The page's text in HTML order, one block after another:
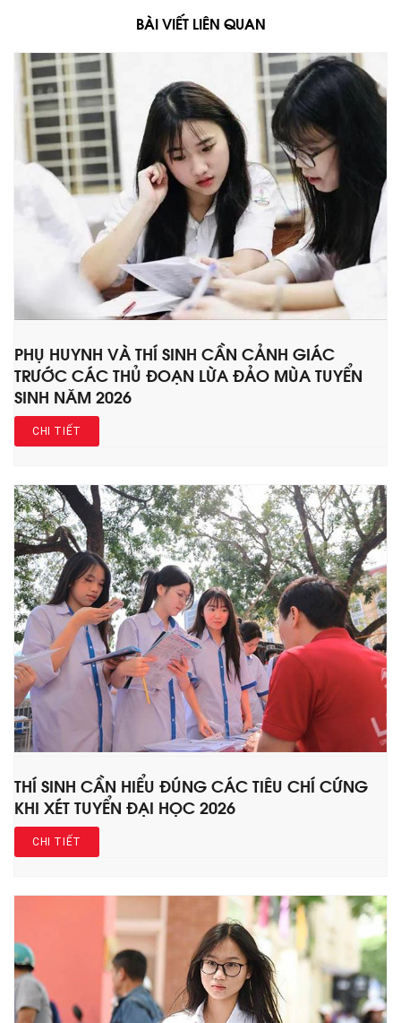
BÀI VIẾT LIÊN QUAN
PHỤ HUYNH VÀ THÍ SINH CẦN CẢNH GIÁC
TRƯỚC CÁC THỦ ĐOẠN LỪA ĐẢO MÙA TUYỂN
SINH NĂM 2026
CHI TIẾT
THÍ SINH CẦN HIỂU ĐÚNG CÁC TIÊU CHÍ CỨNG
KHI XÉT TUYỂN ĐẠI HỌC 2026
CHI TIẾT